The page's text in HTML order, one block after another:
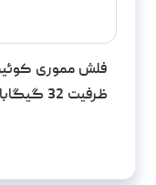
ظرفیت 32 گیگابایت